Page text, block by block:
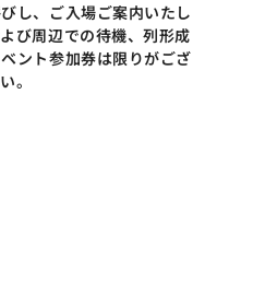
し、ご入場ご案内いたし
び周辺での待機、列形成
ント参加券は限りがござ
。